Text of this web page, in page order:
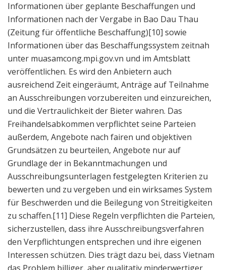
Informationen über geplante Beschaffungen und
Informationen nach der Vergabe in Bao Dau Thau
(Zeitung für öffentliche Beschaffung)[10] sowie
Informationen über das Beschaffungssystem zeitnah
unter muasamcong.mpi.gov.vn und im Amtsblatt
veröffentlichen. Es wird den Anbietern auch
ausreichend Zeit eingeräumt, Anträge auf Teilnahme
an Ausschreibungen vorzubereiten und einzureichen,
und die Vertraulichkeit der Bieter wahren. Das
Freihandelsabkommen verpflichtet seine Parteien
außerdem, Angebote nach fairen und objektiven
Grundsätzen zu beurteilen, Angebote nur auf
Grundlage der in Bekanntmachungen und
Ausschreibungsunterlagen festgelegten Kriterien zu
bewerten und zu vergeben und ein wirksames System
für Beschwerden und die Beilegung von Streitigkeiten
zu schaffen.[11] Diese Regeln verpflichten die Parteien,
sicherzustellen, dass ihre Ausschreibungsverfahren
den Verpflichtungen entsprechen und ihre eigenen
Interessen schützen. Dies trägt dazu bei, dass Vietnam